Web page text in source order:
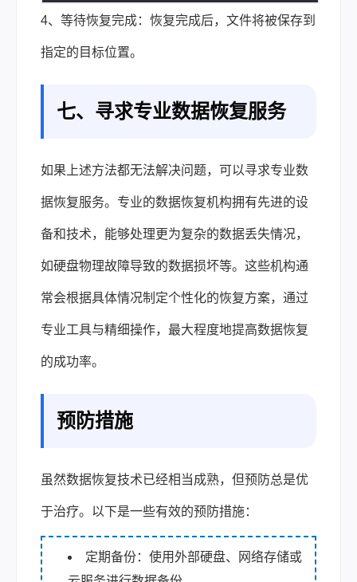
4、等待恢复完成：恢复完成后，文件将被保存到
指定的目标位置。
七、寻求专业数据恢复服务
如果上述方法都无法解决问题，可以寻求专业数
据恢复服务。专业的数据恢复机构拥有先进的设
备和技术，能够处理更为复杂的数据丢失情况，
如硬盘物理故障导致的数据损坏等。这些机构通
常会根据具体情况制定个性化的恢复方案，通过
专业工具与精细操作，最大程度地提高数据恢复
的成功率。
预防措施
虽然数据恢复技术已经相当成熟，但预防总是优
于治疗。以下是一些有效的预防措施：
定期备份：使用外部硬盘、网络存储或